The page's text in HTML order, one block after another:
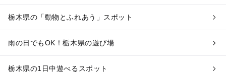
栃木県の「動物とふれあう」スポット
雨の日でもOK！栃木県の遊び場
栃木県の1日中遊べるスポット